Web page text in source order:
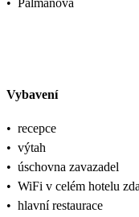
Vybavení
• recepce
• výtah
• úschovna zavazadel
• WiFi v celém hotelu
• hlavní restaurace